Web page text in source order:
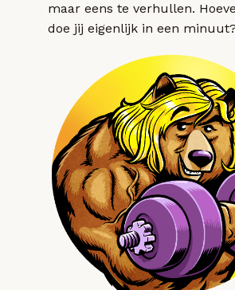
maar eens te verhullen.
doe jij eigenlijk in een